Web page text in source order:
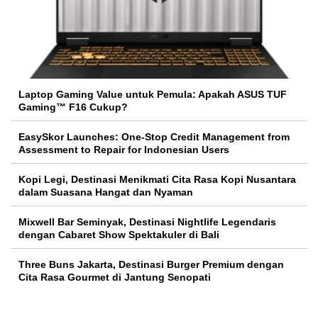
Laptop Gaming Value untuk Pemula: Apakah ASUS TUF
Gaming™ F16 Cukup?
EasySkor Launches: One-Stop Credit Management from
Assessment to Repair for Indonesian Users
Kopi Legi, Destinasi Menikmati Cita Rasa Kopi Nusantara
dalam Suasana Hangat dan Nyaman
Mixwell Bar Seminyak, Destinasi Nightlife Legendaris
dengan Cabaret Show Spektakuler di Bali
Three Buns Jakarta, Destinasi Burger Premium dengan
Cita Rasa Gourmet di Jantung Senopati